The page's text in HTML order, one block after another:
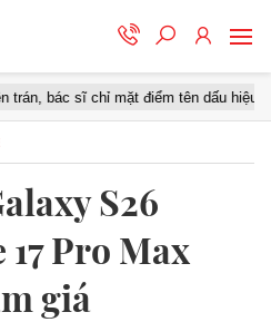
mặt điểm tên dấu hiệu "chí mạng"
S26
Pro Max
giá